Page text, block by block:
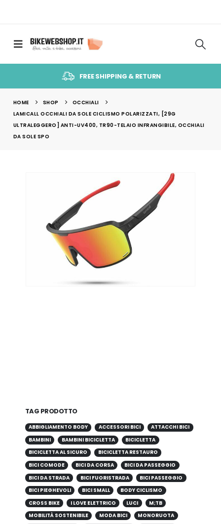
FREE SHIPPING & RETURN
HOME SHOP
OCCHIALI
LAMICALL OCCHIALI DA SOLE CICLISMO POLARIZZATI, [29G
ULTRALEGGERO] ANTI-UV400, TR90-TELAIO INFRANGIBILE, OCCHIALI
DA SOLE SPO
TAG PRODOTTO
ABBIGLIAMENTO BODY ACCESSORI BICI
ATTACCHI BICI
BAMBINI
BAMBINI BICICLETTA
BICICLETTA
BICICLETTA AL SICURO
BICICLETTA RESTAURO
BICI COMODE
BICI DA CORSA
BICI DA PASSEGGIO
BICI DA STRADA
BICI FUORISTRADA
BICI PASSEGGIO
BICI PIEGHEVOLI
BICI SMALL
BODY CICLISMO
CROSS BIKE
I LOVE ELETTRICO LUCI
M;TB
MOBILITÀ SOSTENIBILE
MODA BICI
MONORUOTA